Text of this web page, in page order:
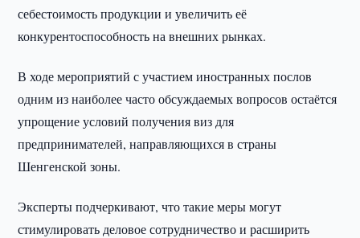
себестоимость продукции и увеличить её
конкурентоспособность на внешних рынках.
В ходе мероприятий с участием иностранных послов
одним из наиболее часто обсуждаемых вопросов остаётся
упрощение условий получения виз для
предпринимателей, направляющихся в страны
Шенгенской зоны.
Эксперты подчеркивают, что такие меры могут
стимулировать деловое сотрудничество и расширить